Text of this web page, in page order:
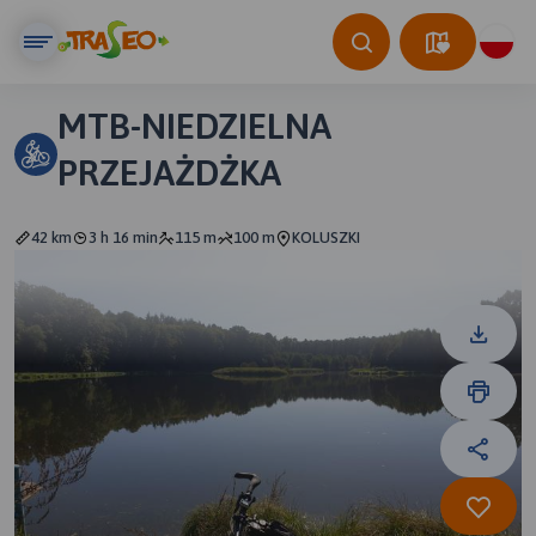
MTB-NIEDZIELNA
PRZEJAŻDŻKA
42 km 3 h 16 min 115 m 100 m KOLUSZKI